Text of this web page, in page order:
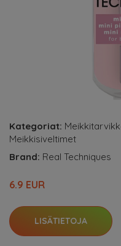
Kategoriat:
Meikkisiveltimet
Brand: Real Techniques
6.9 EUR
LISÄTIETOJA